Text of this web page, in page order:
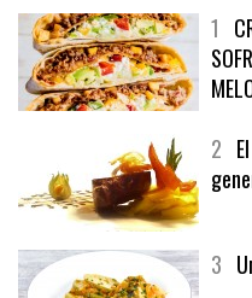
1
2